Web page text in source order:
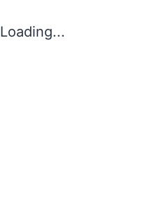
Loading...